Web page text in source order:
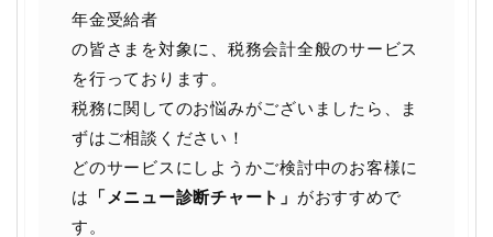
年金受給者
の皆さまを対象に、税務会計全般のサービス
を行っております。
税務に関してのお悩みがございましたら、ま
ずはご相談ください！
どのサービスにしようかご検討中のお客様に
は
「メニュー診断チャート」 がおすすめで
す。